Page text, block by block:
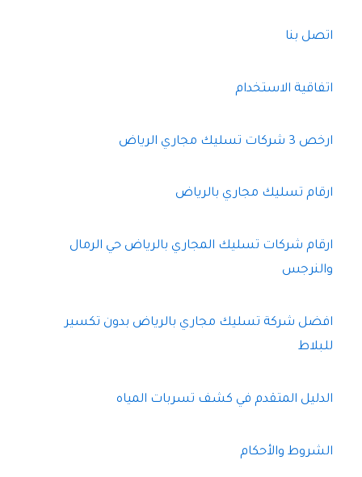
اتصل بنا
اتفاقية الاستخدام
ارخص 3 شركات تسليك مجاري الرياض
ارقام تسليك مجاري بالرياض
ارقام شركات تسليك المجاري بالرياض حي الرمال
والنرجس
افضل شركة تسليك مجاري بالرياض بدون تكسير
للبلاط
الدليل المتقدم في كشف تسربات المياه
الشروط والأحكام